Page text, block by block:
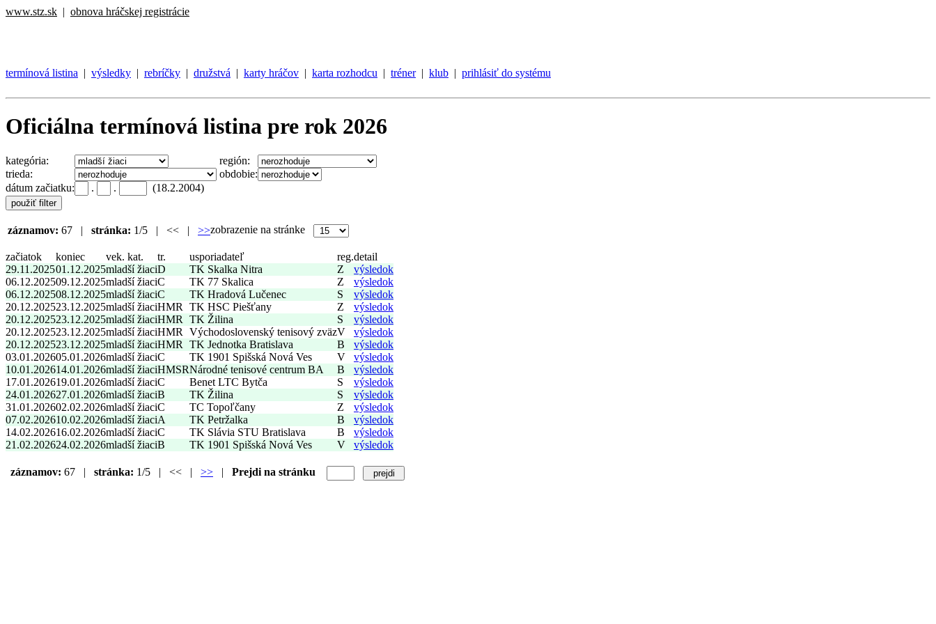
www.stz.sk | obnova hráčskej registrácie
termínová listina | výsledky | rebríčky | družstvá | karty hráčov | karta rozhodcu | tréner| klub | prihlásiť do systému
Oficiálna termínová listina pre rok 2026
kategória:
región:
trieda:
obdobie:
dátum začiatku:
. . (18.2.2004)
záznamov: 67 | stránka: 1/5 | << | >>zobrazenie na stránke
začiatok koniec vek. kat. tr. usporiadateľ reg.detail
29.11.202501.12.2025mladší žiaciD TK Skalka Nitra Z
výsledok
06.12.202509.12.2025mladší žiaciC TK 77 Skalica Z
výsledok
06.12.202508.12.2025mladší žiaciC TK Hradová Lučenec S
výsledok
20.12.202523.12.2025mladší žiaciHMR TK HSC Piešťany Z
výsledok
20.12.202523.12.2025mladší žiaciHMR TK Žilina S
výsledok
20.12.202523.12.2025mladší žiaciHMR Východoslovenský tenisový zväzV
výsledok
20.12.202523.12.2025mladší žiaciHMR TK Jednotka Bratislava B
výsledok
03.01.202605.01.2026mladší žiaciC TK 1901 Spišská Nová Ves V
výsledok
10.01.202614.01.2026mladší žiaciHMSRNárodné tenisové centrum BA B
výsledok
17.01.202619.01.2026mladší žiaciC Benet LTC Bytča S
výsledok
24.01.202627.01.2026mladší žiaciB TK Žilina S
výsledok
31.01.202602.02.2026mladší žiaciC TC Topoľčany Z
výsledok
07.02.202610.02.2026mladší žiaciA TK Petržalka B
výsledok
14.02.202616.02.2026mladší žiaciC TK Slávia STU Bratislava B
výsledok
21.02.202624.02.2026mladší žiaciB TK 1901 Spišská Nová Ves V výsledok
záznamov: 67 | stránka: 1/5 | << | >> | Prejdi na stránku